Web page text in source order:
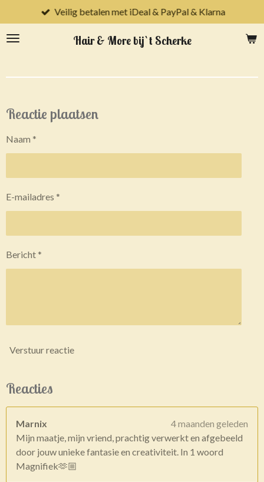
direct
naar
Hair & More bij `t Scherke
Veilig betalen met iDeal & PayPal & Klarna
Reactie plaatsen
Naam *
E-mailadres *
Bericht *
Verstuur reactie
Reacties
Marnix
4 maanden geleden
Mijn maatje, mijn vriend, prachtig verwerkt en afgebeeld
door jouw unieke fantasie en creativiteit. In 1 woord
Magnifiek🫶🏼